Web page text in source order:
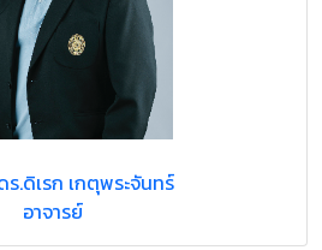
ร.ดิเรก เกตุพระจันทร์
อาจารย์